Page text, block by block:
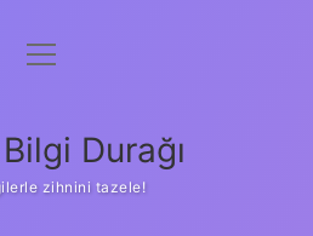
Anasayfa
Uyarı
menüyü
Durağı
zihnini tazele!